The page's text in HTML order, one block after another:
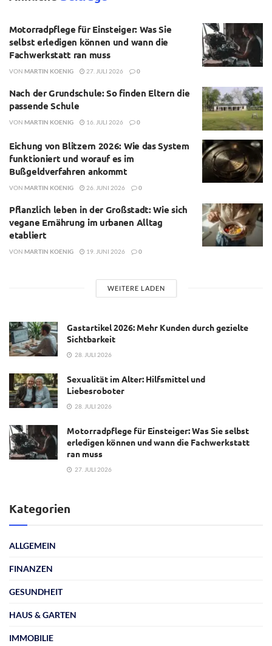
Motorradpflege für Einsteiger: Was Sie
selbst erledigen können und wann die
Fachwerkstatt ran muss
VON MARTIN KOENIG 27. JULI 2026 0
Nach der Grundschule: So finden Eltern die
passende Schule
VON MARTIN KOENIG 16. JULI 2026 0
Eichung von Blitzern 2026: Wie das System
funktioniert und worauf es im
Bußgeldverfahren ankommt
VON MARTIN KOENIG 26. JUNI 2026 0
Pflanzlich leben in der Großstadt: Wie sich
vegane Ernährung im urbanen Alltag
etabliert
VON MARTIN KOENIG 19. JUNI 2026 0
WEITERE LADEN
Gastartikel 2026: Mehr Kunden durch gezielte
Sichtbarkeit
28. JULI 2026
Sexualität im Alter: Hilfsmittel und
Liebesroboter
28. JULI 2026
Motorradpflege für Einsteiger: Was Sie selbst
erledigen können und wann die Fachwerkstatt
ran muss
27. JULI 2026
Kategorien
ALLGEMEIN
FINANZEN
GESUNDHEIT
HAUS & GARTEN
IMMOBILIE